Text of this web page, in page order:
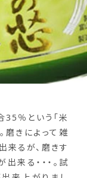
35％という「米
磨きによって雑
るが、磨きす
来る・・・。試